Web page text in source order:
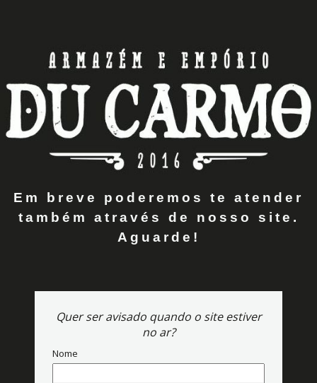
Em breve poderemos te atender
também através de nosso site.
Aguarde!
Quer ser avisado quando o site estiver
no ar?
Nome